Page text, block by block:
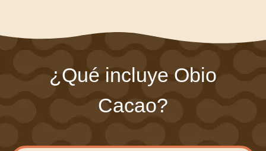
¿Qué incluye Obio
Cacao?